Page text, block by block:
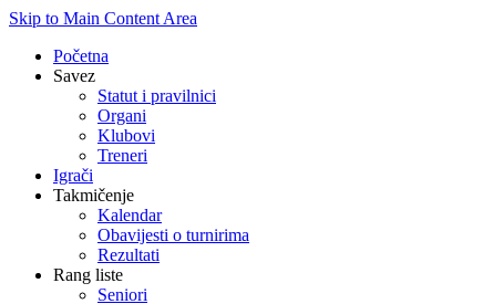
Skip to Main Content Area
Početna
Savez
Statut i pravilnici
Organi
Klubovi
Treneri
Igrači
Takmičenje
Kalendar
Obavijesti o turnirima
Rezultati
Rang liste
Seniori